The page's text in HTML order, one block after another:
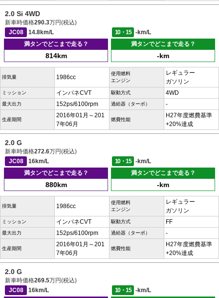
2.0 Si 4WD
新車時価格290.3万円(税込)
JC08
14.8km/L 10・15
-km/L
満タンでどこまで走る？
814km
満タンでどこまで走る？
-km
排気量 1986cc
使用燃料
エンジン
レギュラー
ガソリン
ミッション インパネCVT 駆動方式 4WD
最大出力 152ps/6100rpm 過給器（ターボ） -
生産期間
2016年01月～201
7年06月
燃費性能
H27年度燃費基準
+20%達成
2.0 G
新車時価格272.6万円(税込)
JC08
16km/L 10・15
-km/L
満タンでどこまで走る？
880km
満タンでどこまで走る？
-km
排気量 1986cc
使用燃料
エンジン
レギュラー
ガソリン
ミッション インパネCVT 駆動方式 FF
最大出力 152ps/6100rpm 過給器（ターボ） -
生産期間
2016年01月～201
7年06月
燃費性能
H27年度燃費基準
+20%達成
2.0 G
新車時価格269.5万円(税込)
JC08
16km/L 10・15
-km/L